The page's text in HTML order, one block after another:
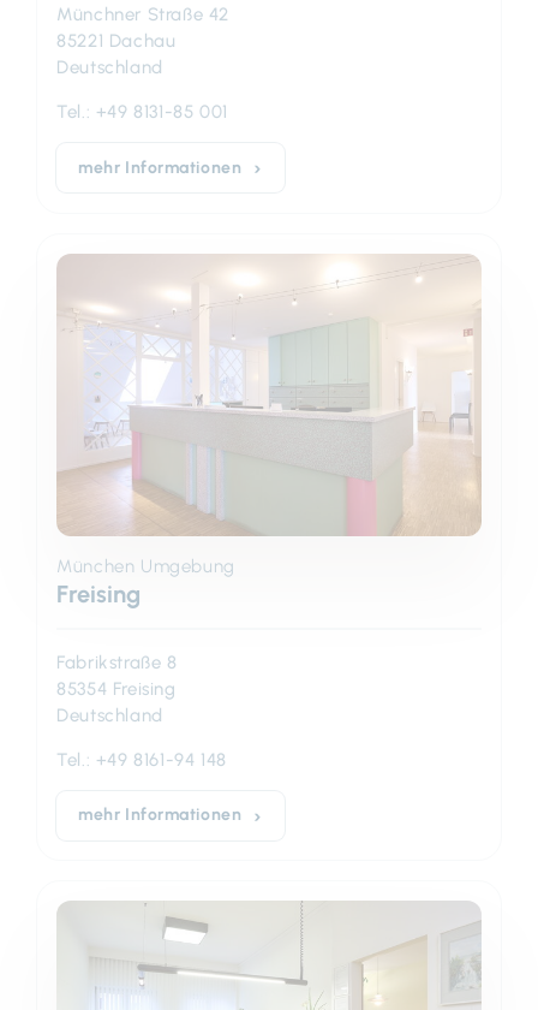
Münchner Straße 42
85221 Dachau
Deutschland
Tel.: +49 8131-85 001
mehr Informationen
München Umgebung
Freising
Fabrikstraße 8
85354 Freising
Deutschland
Tel.: +49 8161-94 148
mehr Informationen